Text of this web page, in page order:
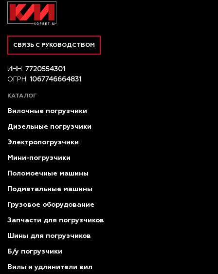
СВЯЗЬ С РУКОВОДСТВОМ
ИНН: 7720554301
ОГРН: 1067746664831
КАТАЛОГ
Вилочные погрузчики
Дизельные погрузчики
Электропогрузчики
Мини-погрузчики
Поломоечные машины
Подметальные машины
Грузовое оборудование
Запчасти для погрузчиков
Шины для погрузчиков
Б/у погрузчики
Вилы и удлинители вил